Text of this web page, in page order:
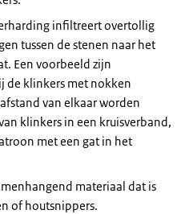
infiltreert overtollig
tussen de stenen naar het
Een voorbeeld zijn
de klinkers met nokken
van elkaar worden
klinkers in een kruisverband,
met een gat in het
materiaal dat is
of houtsnippers.